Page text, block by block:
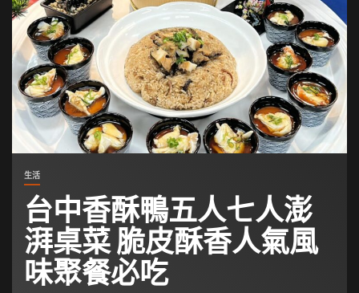
生活
台中香酥鴨五人七人澎
湃桌菜 脆皮酥香人氣風
味聚餐必吃